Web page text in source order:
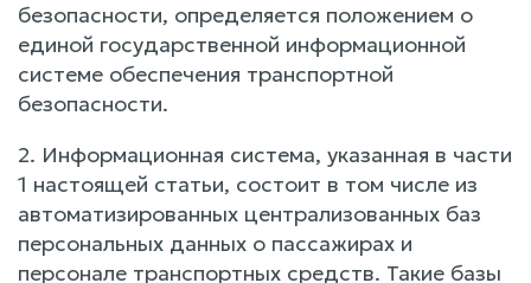
безопасности, определяется положением о
единой государственной информационной
системе обеспечения транспортной
безопасности.
2. Информационная система, указанная в части
1 настоящей статьи, состоит в том числе из
автоматизированных централизованных баз
персональных данных о пассажирах и
персонале транспортных средств. Такие базы